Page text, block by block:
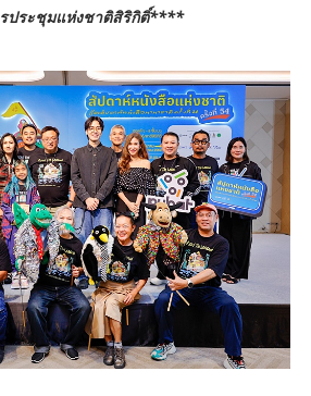
ประชุมแห่งชาติสิริกิติ์****